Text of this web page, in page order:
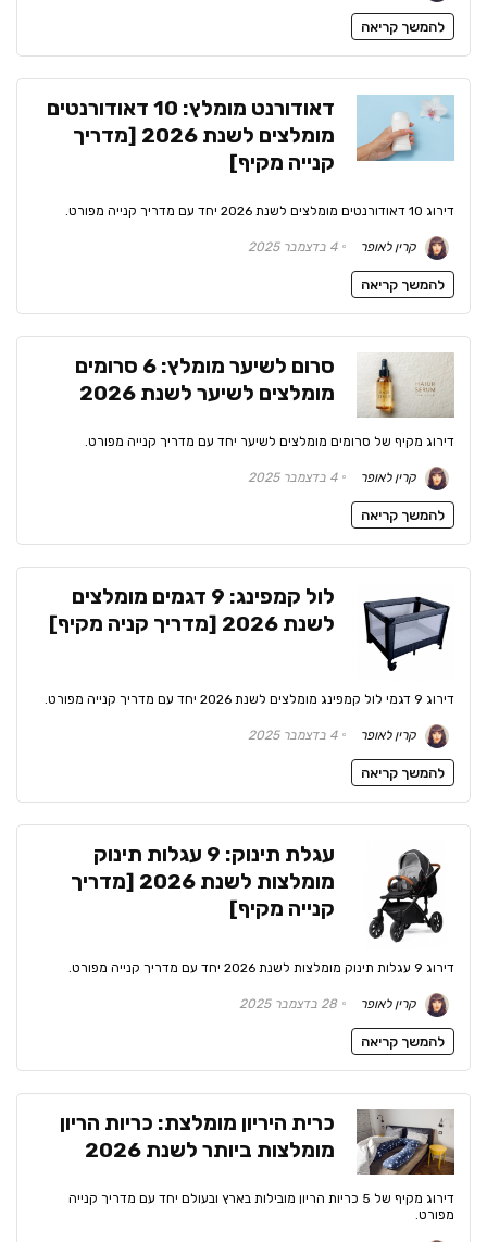
להמשך קריאה
דאודורנט מומלץ: 10 דאודורנטים
מומלצים לשנת 2026 [מדריך
קנייה מקיף]
דירוג 10 דאודורנטים מומלצים לשנת 2026 יחד עם מדריך קנייה מפורט.
קרין לאופר 4 בדצמבר 2025
להמשך קריאה
סרום לשיער מומלץ: 6 סרומים
מומלצים לשיער לשנת 2026
דירוג מקיף של סרומים מומלצים לשיער יחד עם מדריך קנייה מפורט.
קרין לאופר 4 בדצמבר 2025
להמשך קריאה
לול קמפינג: 9 דגמים מומלצים
לשנת 2026 [מדריך קניה מקיף]
דירוג 9 דגמי לול קמפינג מומלצים לשנת 2026 יחד עם מדריך קנייה מפורט.
קרין לאופר 4 בדצמבר 2025
להמשך קריאה
עגלת תינוק: 9 עגלות תינוק
מומלצות לשנת 2026 [מדריך
קנייה מקיף]
דירוג 9 עגלות תינוק מומלצות לשנת 2026 יחד עם מדריך קנייה מפורט.
קרין לאופר 28 בדצמבר 2025
להמשך קריאה
כרית היריון מומלצת: כריות הריון
מומלצות ביותר לשנת 2026
דירוג מקיף של 5 כריות הריון מובילות בארץ ובעולם יחד עם מדריך קנייה
מפורט.